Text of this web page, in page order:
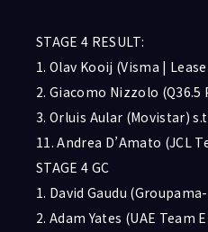
STAGE 4 RESULT:
1. Olav Kooij (Visma |
2. Giacomo Nizzolo (Q36.5
3. Orluis Aular (Movistar)
11. Andrea D’Amato (JCL
STAGE 4 GC
1. David Gaudu
2. Adam Yates (UAE Team